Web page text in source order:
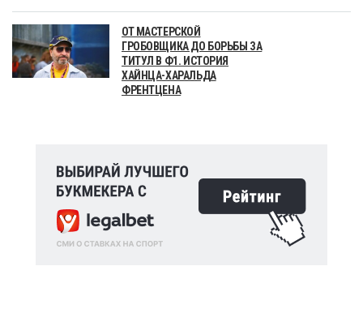
ОТ МАСТЕРСКОЙ
ГРОБОВЩИКА ДО БОРЬБЫ ЗА
ТИТУЛ В Ф1. ИСТОРИЯ
ХАЙНЦА-ХАРАЛЬДА
ФРЕНТЦЕНА